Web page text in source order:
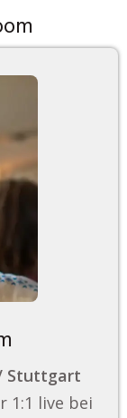
Stuttgart
1:1 live bei